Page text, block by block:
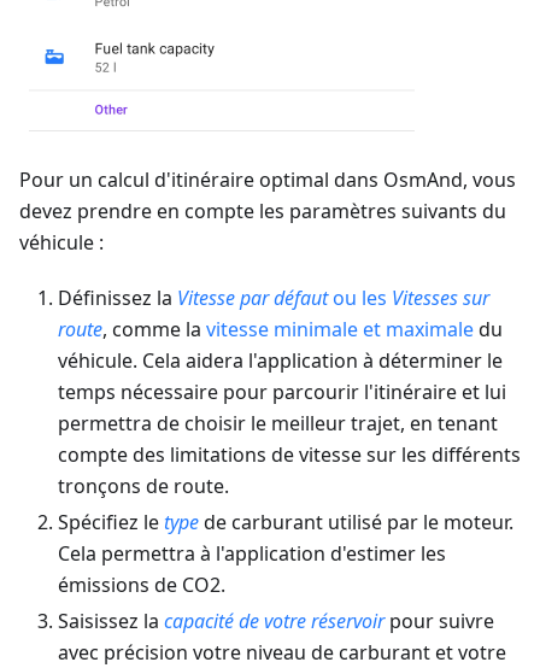
Pour un calcul d'itinéraire optimal dans OsmAnd, vous
devez prendre en compte les paramètres suivants du
véhicule :
Définissez la Vitesse par défautou les Vitesses sur
route, comme la vitesse minimale et maximaledu
véhicule. Cela aidera l'application à déterminer le
temps nécessaire pour parcourir l'itinéraire et lui
permettra de choisir le meilleur trajet, en tenant
compte des limitations de vitesse sur les différents
tronçons de route.
Spécifiez letypede carburant utilisé par le moteur.
Cela permettra à l'application d'estimer les
émissions de CO2.
Saisissez la capacité de votre réservoirpour suivre
avec précision votre niveau de carburant et votre